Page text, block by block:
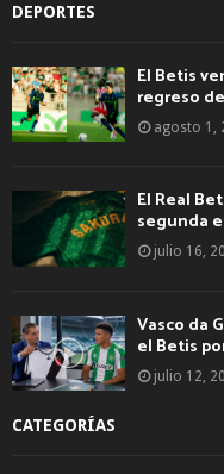
DEPORTES
El Betis
regreso
agosto 1,
El Real
segunda
julio 16,
Vasco da
el Betis
julio 12,
CATEGORÍAS